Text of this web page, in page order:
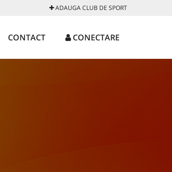
ADAUGA CLUB DE SPORT
CONTACT CONECTARE